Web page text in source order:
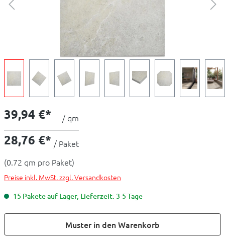
39,94 €* / qm
28,76 €* / Paket
(0.72 qm pro Paket)
Preise inkl. MwSt. zzgl. Versandkosten
15 Pakete auf Lager, Lieferzeit: 3-5 Tage
Muster in den Warenkorb